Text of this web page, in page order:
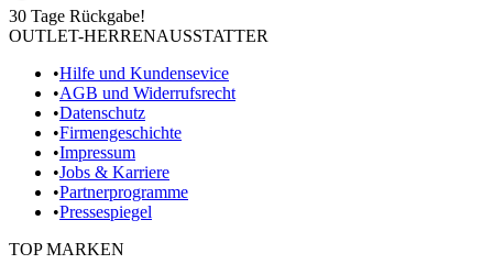
30 Tage Rückgabe!
OUTLET-HERRENAUSSTATTER
•Hilfe und Kundensevice
•AGB und Widerrufsrecht
•Datenschutz
•Firmengeschichte
•Impressum
•Jobs & Karriere
•Partnerprogramme
•Pressespiegel
TOP MARKEN